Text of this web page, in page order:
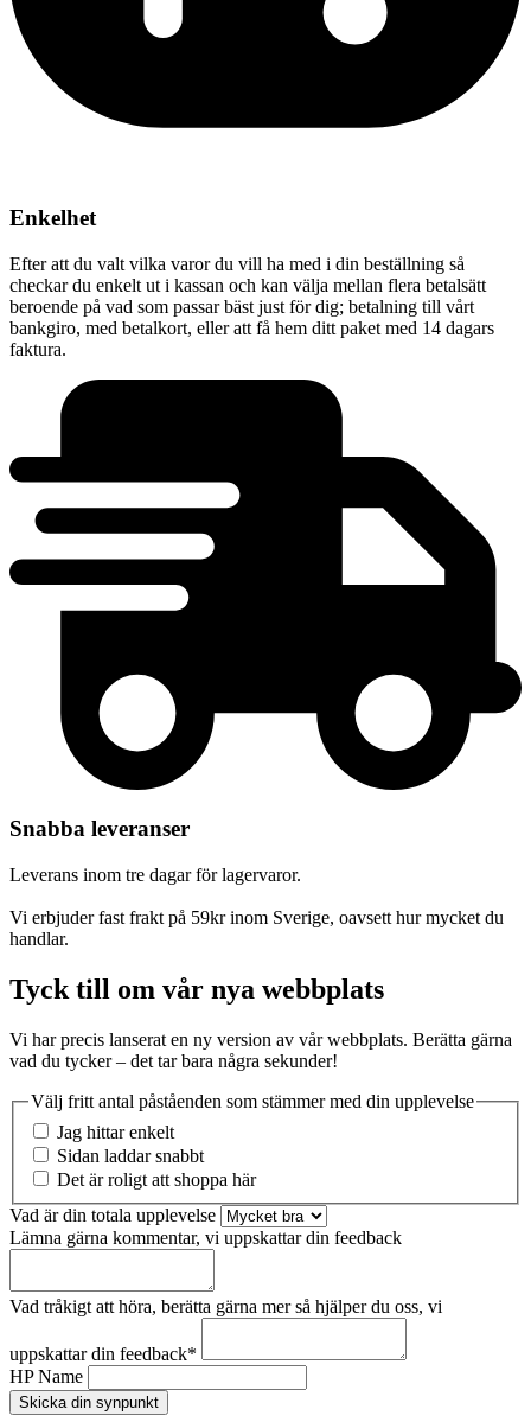
Enkelhet
Efter att du valt vilka varor du vill ha med i din beställning så
checkar du enkelt ut i kassan och kan välja mellan flera betalsätt
beroende på vad som passar bäst just för dig; betalning till vårt
bankgiro, med betalkort, eller att få hem ditt paket med 14 dagars
faktura.
Snabba leveranser
Leverans inom tre dagar för lagervaror.
Vi erbjuder fast frakt på 59kr inom Sverige, oavsett hur mycket du
handlar.
Tyck till om vår nya webbplats
Vi har precis lanserat en ny version av vår webbplats. Berätta gärna
vad du tycker – det tar bara några sekunder!
Välj fritt antal påståenden som stämmer med din upplevelse
Jag hittar enkelt
Sidan laddar snabbt
Det är roligt att shoppa här
Vad är din totala upplevelse
Lämna gärna kommentar, vi uppskattar din feedback
Vad tråkigt att höra, berätta gärna mer så hjälper du oss, vi
uppskattar din feedback*
HP Name
Skicka din synpunkt